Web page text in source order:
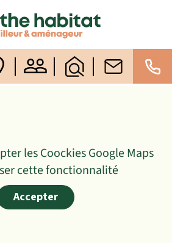
les Coockies Google Maps
cette fonctionnalité
Accepter